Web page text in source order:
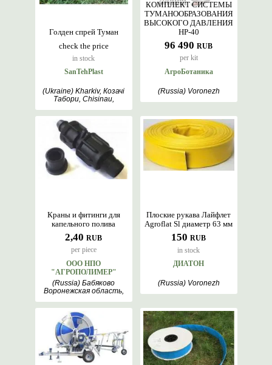
check the price
in stock
Голден спрей Туман
SanTehPlast
(Ukraine) Kharkiv, Козачі
Табори, Chisinau,
96 490 RUB
per kit
КОМПЛЕКТ СИСТЕМЫ
ТУМАНООБРАЗОВАНИЯ
ВЫСОКОГО ДАВЛЕНИЯ
HP-40
АгроБотаника
(Russia) Voronezh
2,40 RUB
per piece
Краны и фитинги для
капельного полива
ООО НПО
"АГРОПОЛИМЕР"
(Russia) Бабяково
Воронежская область,
150 RUB
in stock
Плоские рукава Лайфлет
Agroflat Sl диаметр 63 мм
ДИАТОН
(Russia) Voronezh